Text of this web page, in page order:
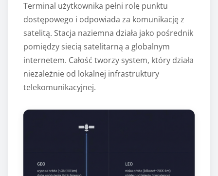
Terminal użytkownika pełni rolę punktu
dostępowego i odpowiada za komunikację z
satelitą. Stacja naziemna działa jako pośrednik
pomiędzy siecią satelitarną a globalnym
internetem. Całość tworzy system, który działa
niezależnie od lokalnej infrastruktury
telekomunikacyjnej.